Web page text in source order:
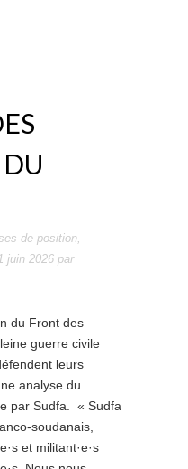
de position,
juin 2026 par
du Front des
guerre civile
leurs
analyse du
par Sudfa. « Sudfa
soudanais,
et militant·e·s